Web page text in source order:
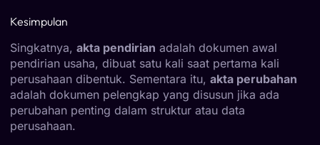
Kesimpulan
Singkatnya, akta pendirian adalah dokumen awal
pendirian usaha, dibuat satu kali saat pertama kali
perusahaan dibentuk. Sementara itu, akta perubahan
adalah dokumen pelengkap yang disusun jika ada
perubahan penting dalam struktur atau data
perusahaan.